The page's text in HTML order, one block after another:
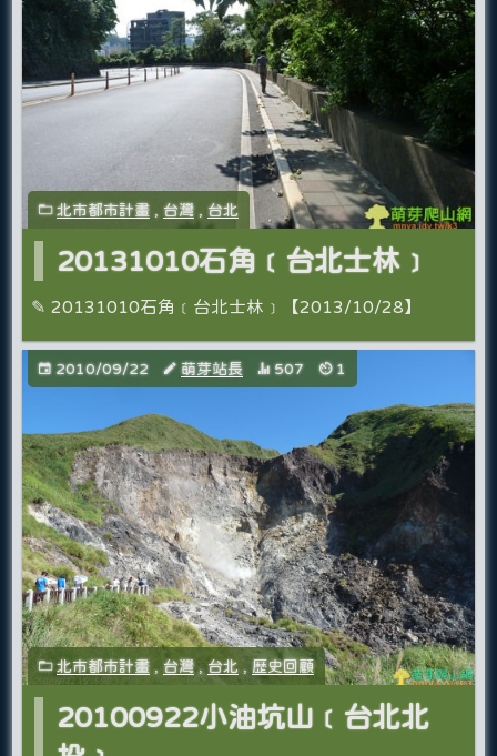
北市都市計畫 ,台灣 ,台北
20131010石角﹝台北士林﹞
✎ 20131010石角﹝台北士林﹞【2013/10/28】
2010/09/22 萌芽站長 507 1
北市都市計畫 ,台灣 ,台北 , 歷史回顧
20100922小油坑山﹝台北北